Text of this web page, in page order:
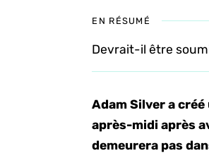
EN RÉSUMÉ
Devrait-il être
Adam Silver a
après-midi après
demeurera pas